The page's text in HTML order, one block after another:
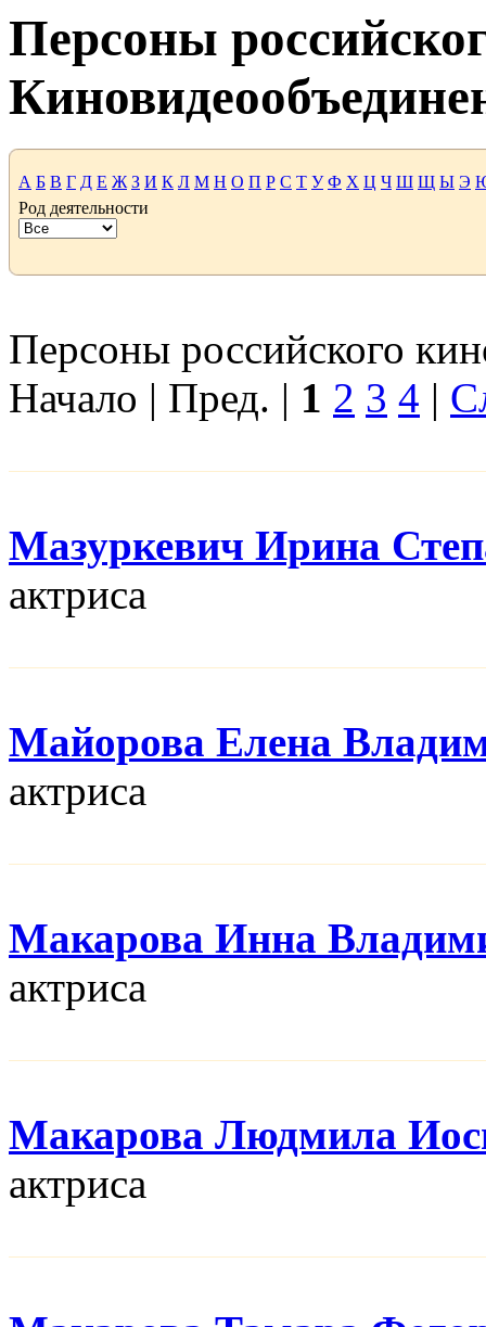
Персоны
А Б В Г Д Е Ж З И К Л М Н О П Р С Т У Ф Х Ц Ч Ш Щ Ы Э
Род деятельности
Персоны российского
Начало | Пред. | 1 2 3 4 |
Мазуркевич Ирина
актриса
Майорова Елена
актриса
Макарова Инна
актриса
Макарова Людмила
актриса